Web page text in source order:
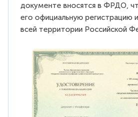
документе вносятся в ФРДО,
его официальную регистрацию
всей территории Российской